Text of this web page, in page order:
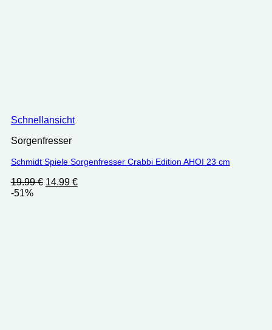
Schnellansicht
Sorgenfresser
Schmidt Spiele Sorgenfresser Crabbi Edition AHOI 23 cm
19.99€ Ursprünglicher
14.99 €Aktueller
-51%